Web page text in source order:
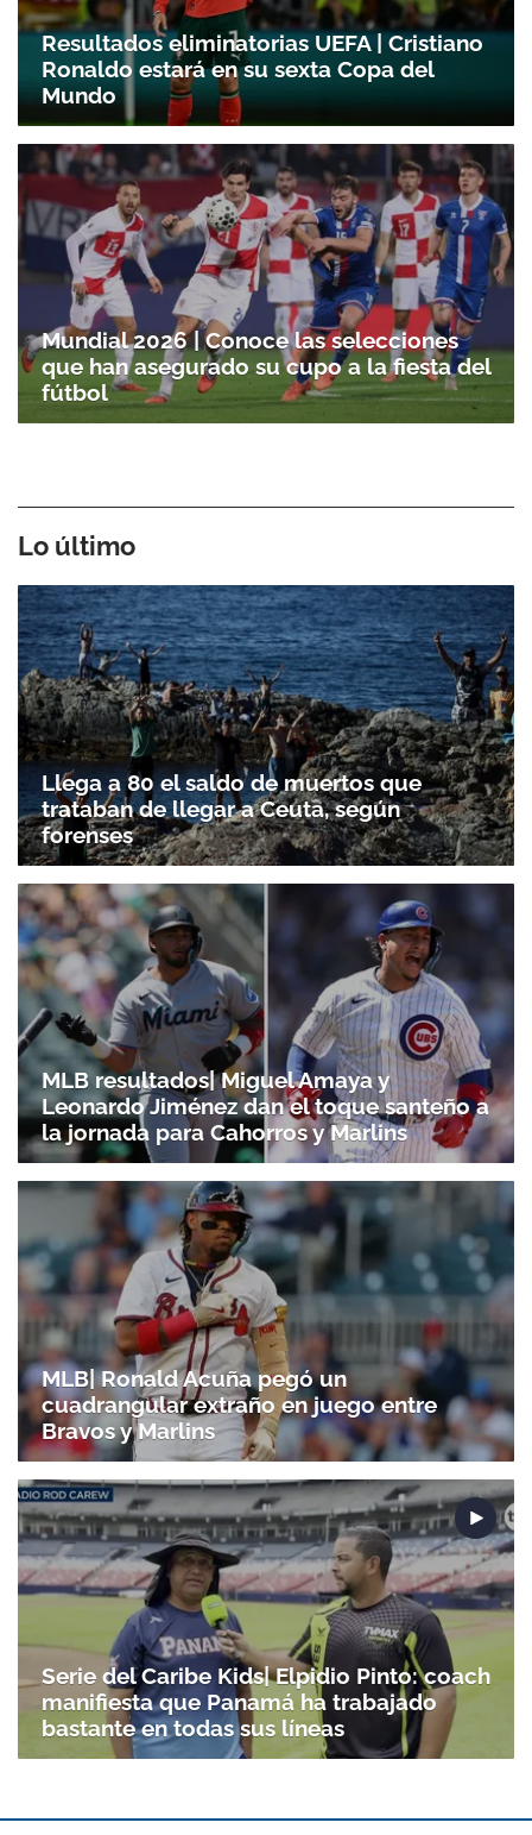
Resultados eliminatorias UEFA | Cristiano
Ronaldo estará en su sexta Copa del
Mundo
Mundial 2026 | Conoce las selecciones
que han asegurado su cupo a la fiesta del
fútbol
Lo último
Llega a 80 el saldo de muertos que
trataban de llegar a Ceuta, según
forenses
MLB resultados| Miguel Amaya y
Leonardo Jiménez dan el toque santeño a
la jornada para Cahorros y Marlins
MLB| Ronald Acuña pegó un
cuadrangular extraño en juego entre
Bravos y Marlins
Serie del Caribe Kids| Elpidio Pinto: coach
manifiesta que Panamá ha trabajado
bastante en todas sus líneas